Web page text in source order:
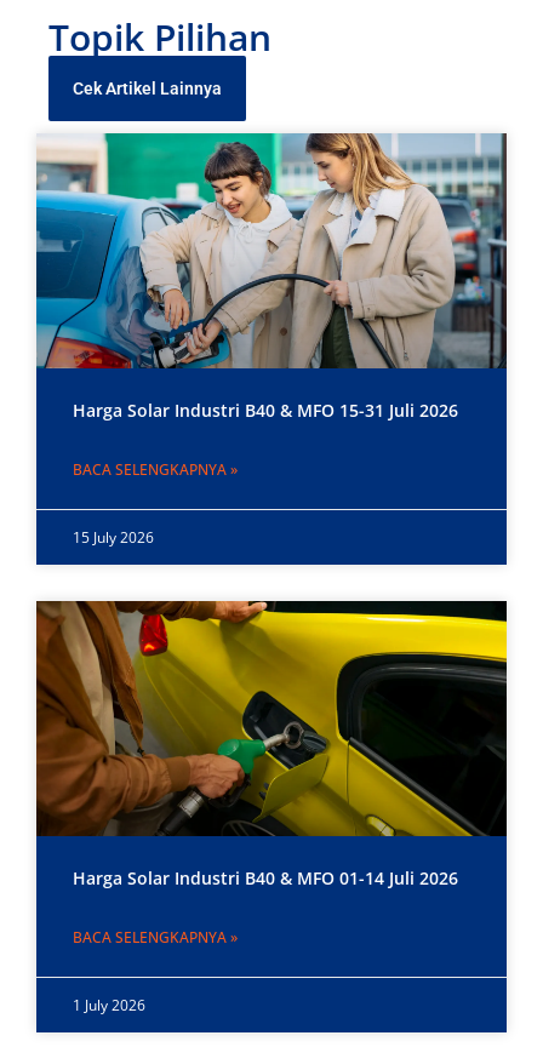
Topik Pilihan
Cek Artikel Lainnya
Harga Solar Industri B40 & MFO 15-31 Juli 2026
BACA SELENGKAPNYA »
15 July 2026
Harga Solar Industri B40 & MFO 01-14 Juli 2026
BACA SELENGKAPNYA »
1 July 2026